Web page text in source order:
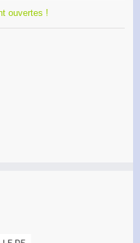
ouvertes !